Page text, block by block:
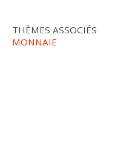
THÈMES ASSOCIÉS
MONNAIE